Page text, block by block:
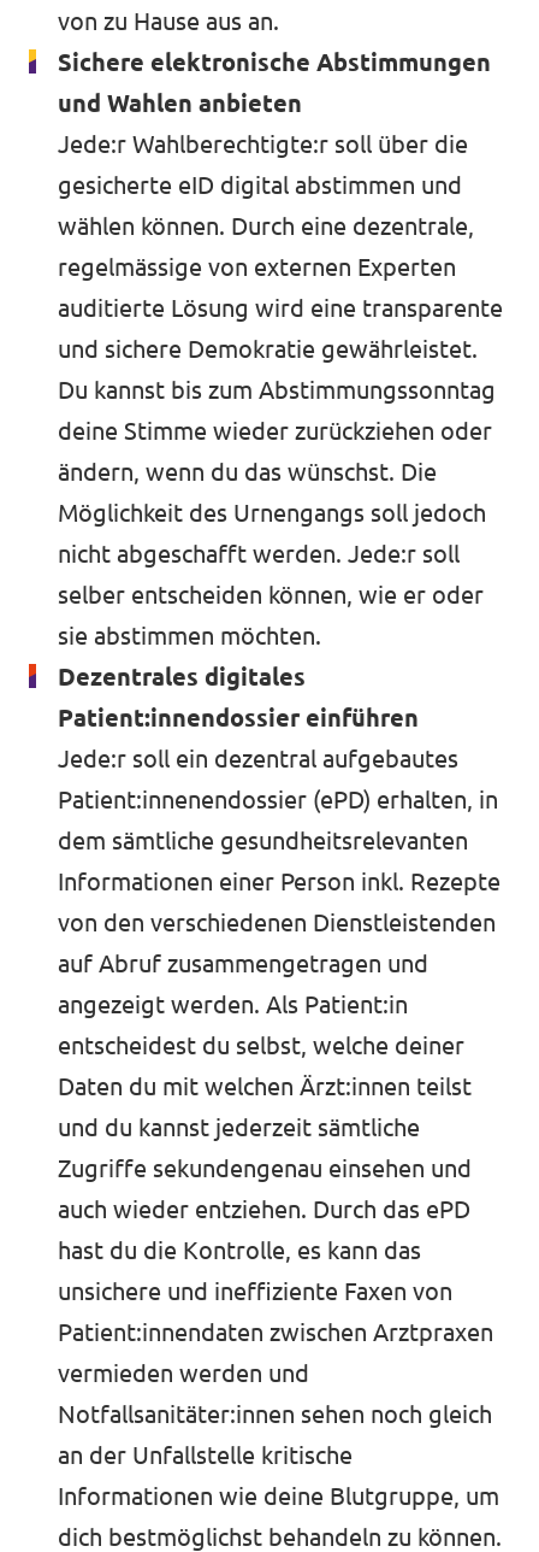
Mitmachen
Kontakt
Offene Stellen
Transparenz
von zu Hause aus an.
Sichere elektronische Abstimmungen
und Wahlen anbieten
Jede:r Wahlberechtigte:r soll über die
gesicherte eID digital abstimmen und
wählen können. Durch eine dezentrale,
regelmässige von externen Experten
auditierte Lösung wird eine transparente
und sichere Demokratie gewährleistet.
Du kannst bis zum Abstimmungssonntag
deine Stimme wieder zurückziehen oder
ändern, wenn du das wünschst. Die
Möglichkeit des Urnengangs soll jedoch
nicht abgeschafft werden. Jede:r soll
selber entscheiden können, wie er oder
sie abstimmen möchten.
Dezentrales digitales
Patient:innendossier einführen
Jede:r soll ein dezentral aufgebautes
Patient:innenendossier (ePD) erhalten, in
dem sämtliche gesundheitsrelevanten
Informationen einer Person inkl. Rezepte
von den verschiedenen Dienstleistenden
auf Abruf zusammengetragen und
angezeigt werden. Als Patient:in
entscheidest du selbst, welche deiner
Daten du mit welchen Ärzt:innen teilst
und du kannst jederzeit sämtliche
Zugriffe sekundengenau einsehen und
auch wieder entziehen. Durch das ePD
hast du die Kontrolle, es kann das
unsichere und ineffiziente Faxen von
Patient:innendaten zwischen Arztpraxen
vermieden werden und
Notfallsanitäter:innen sehen noch gleich
an der Unfallstelle kritische
Informationen wie deine Blutgruppe, um
dich bestmöglichst behandeln zu können.